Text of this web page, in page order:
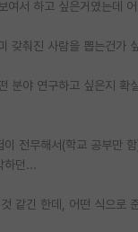
판
여서 하고 싶은거였는데
갖춰진 사람을 뽑는건가
분야 연구하고 싶은지 확
전무해서(학교 공부만
하던...
같긴 한데, 어떤 식으로